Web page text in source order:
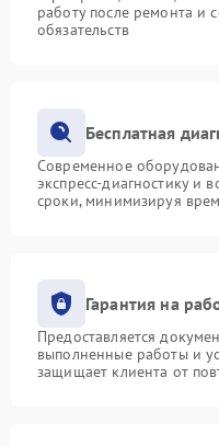
работу после ремонта и
обязательств
Бесплатная
Современное
экспресс-диагностику и
сроки, минимизируя
Гарантия на
Предоставляется
выполненные работы и
защищает клиента от